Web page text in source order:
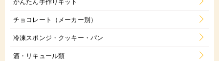
チョコレート（メーカー別）
冷凍スポンジ・クッキー・パン
酒・リキュール類